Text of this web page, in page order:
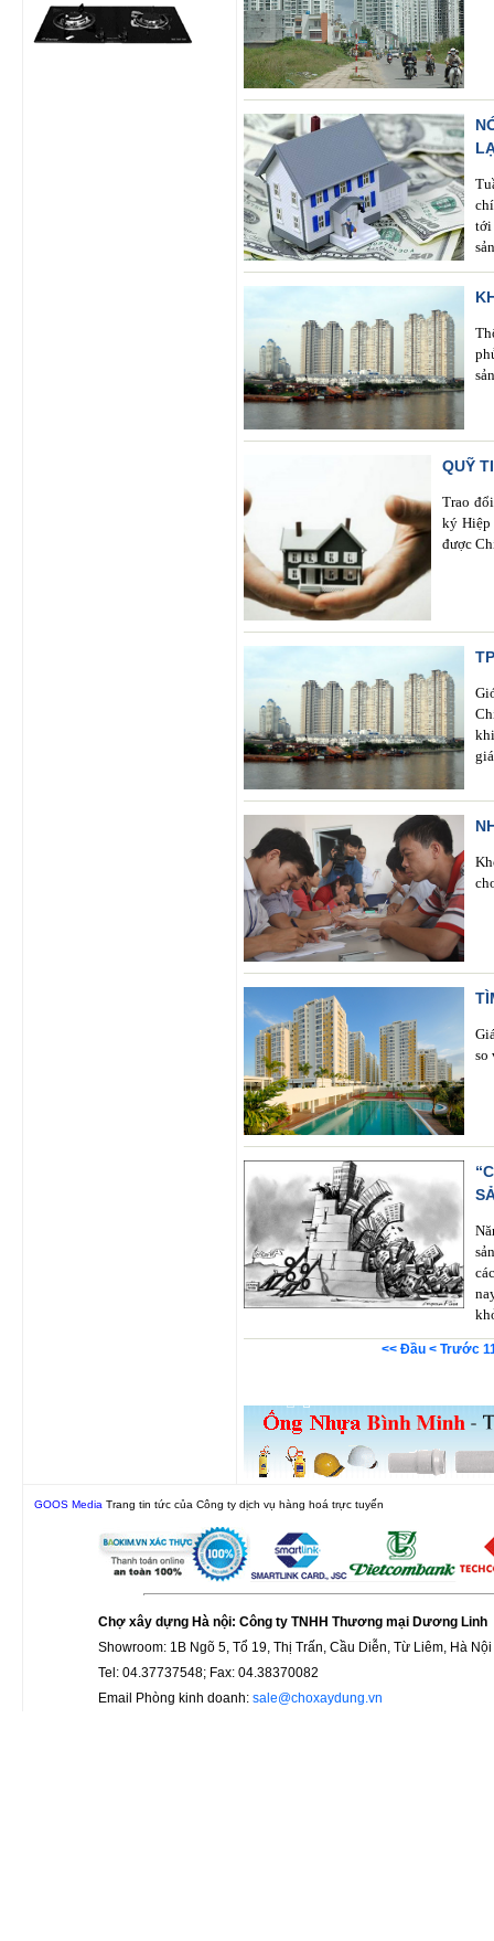
tới
QUỸ
Trao
ký Hiệp
được
so
<< Đầu < Trước
GOOS Media Trang tin tức của Công ty dịch vụ hàng hoá trực tuyến
Chợ xây dựng Hà nội: Công ty TNHH Thương mại Dương Linh
Showroom: 1B Ngõ 5, Tổ 19, Thị Trấn, Cầu Diễn, Từ Liêm, Hà Nội
Tel: 04.37737548; Fax: 04.38370082
Email Phòng kinh doanh: sale@choxaydung.vn